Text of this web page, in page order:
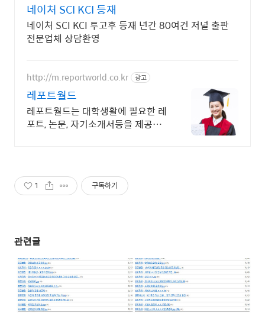
네이처 SCI KCI 등재
네이처 SCI KCI 투고후 등재 년간 80여건 저널 출판
전문업체 상담환영
http://m.reportworld.co.kr 광고
레포트월드
레포트월드는 대학생활에 필요한 레
포트, 논문, 자기소개서등을 제공하
1 구독하기
관련글